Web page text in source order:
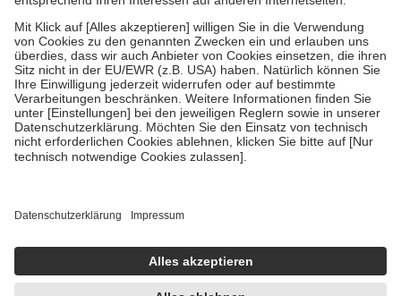
stärken und die besondere Stellung der Familie zu unterstützen,
fallenkeine Zuzahlungenan bei:
• Kindern und Jugendlichen bis zum vollendeten 18. Lebensjahr
mit Ausnahme der Fahrkosten
• Untersuchungen zur Vorsorge und Früherkennung, die von der
GKV getragen werden
• empfohlenen Schutzimpfungen
• Harn- und Blutteststreifen
getroffen, um sicherzustellen, dass es sich um echte Bewertungen
https://help.etrusted.com/hc/de/articles/4419944605341
Einige Bilder und Inhalte wurden unter Zuhilfenahme künstlicher